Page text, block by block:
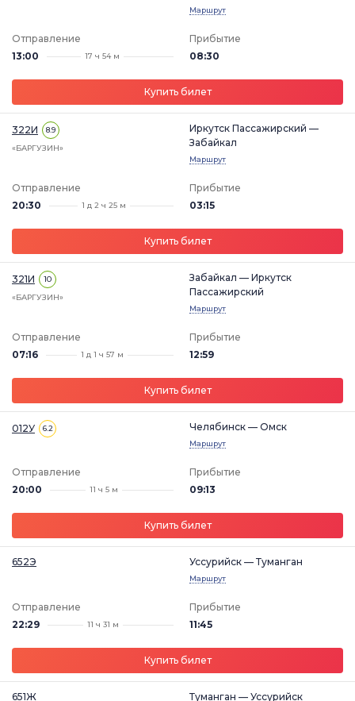
Маршрут
Отправление
13:00
17 ч 54 м
Прибытие
08:30
Купить билет
322И 8.9
«БАРГУЗИН»
Иркутск Пассажирский —
Забайкал
Маршрут
Отправление
20:30
1 д 2 ч 25 м
Прибытие
03:15
Купить билет
321И 10
«БАРГУЗИН»
Забайкал — Иркутск
Пассажирский
Маршрут
Отправление
07:16
1 д 1 ч 57 м
Прибытие
12:59
Купить билет
012У 6.2 Челябинск — Омск
Маршрут
Отправление
20:00
11 ч 5 м
Прибытие
09:13
Купить билет
652Э Уссурийск — Туманган
Маршрут
Отправление
22:29
11 ч 31 м
Прибытие
11:45
Купить билет
651Ж Туманган — Уссурийск